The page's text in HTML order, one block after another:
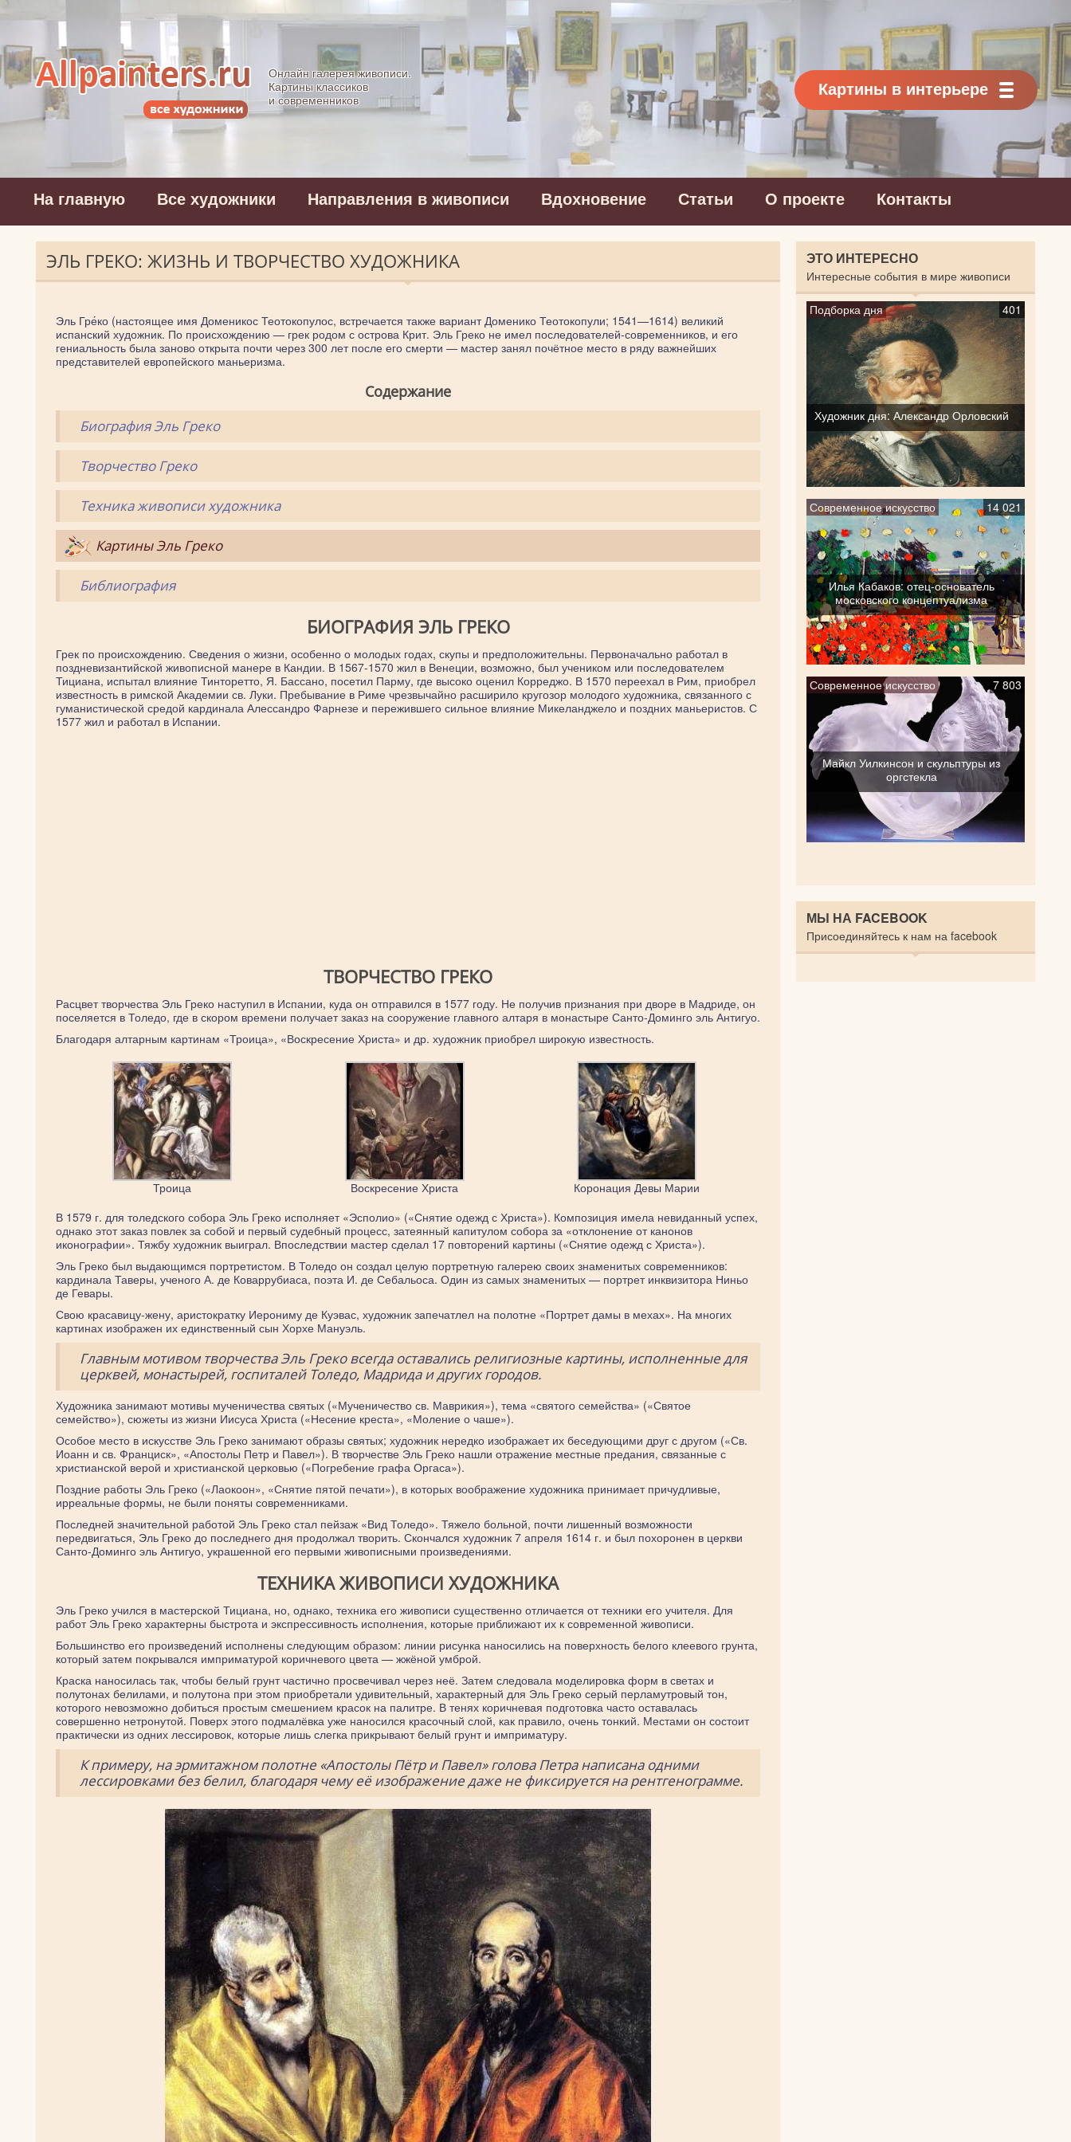
Allpainters.ru - картинная галерея
Онлайн галерея живописи.
Картины классиков
и современников
Картины в интерьере
На главную Все художники Направления в живописи Вдохновение Статьи О проекте Контакты
ЭЛЬ ГРЕКО: ЖИЗНЬ И ТВОРЧЕСТВО ХУДОЖНИКА
Эль Гре́ко (настоящее имя Доменикос Теотокопулос, встречается также вариант Доменико Теотокопули; 1541—1614) великий
испанский художник. По происхождению — грек родом с острова Крит. Эль Греко не имел последователей-современников, и его
гениальность была заново открыта почти через 300 лет после его смерти — мастер занял почётное место в ряду важнейших
представителей европейского маньеризма.
Содержание
Биография Эль Греко
Творчество Греко
Техника живописи художника
Картины Эль Греко
Библиография
БИОГРАФИЯ ЭЛЬ ГРЕКО
Грек по происхождению. Сведения о жизни, особенно о молодых годах, скупы и предположительны. Первоначально работал в
поздневизантийской живописной манере в Кандии. В 1567-1570 жил в Венеции, возможно, был учеником или последователем
Тициана, испытал влияние Тинторетто, Я. Бассано, посетил Парму, где высоко оценил Корреджо. В 1570 переехал в Рим, приобрел
известность в римской Академии св. Луки. Пребывание в Риме чрезвычайно расширило кругозор молодого художника, связанного с
гуманистической средой кардинала Алессандро Фарнезе и пережившего сильное влияние Микеланджело и поздних маньеристов. С
1577 жил и работал в Испании.
ТВОРЧЕСТВО ГРЕКО
Расцвет творчества Эль Греко наступил в Испании, куда он отправился в 1577 году. Не получив признания при дворе в Мадриде, он
поселяется в Толедо, где в скором времени получает заказ на сооружение главного алтаря в монастыре Санто-Доминго эль Антигуо.
Благодаря алтарным картинам «Троица», «Воскресение Христа» и др. художник приобрел широкую известность.
Троица Воскресение Христа
Коронация Девы Марии
В 1579 г. для толедского собора Эль Греко исполняет «Эсполио» («Снятие одежд с Христа»). Композиция имела невиданный успех,
однако этот заказ повлек за собой и первый судебный процесс, затеянный капитулом собора за «отклонение от канонов
иконографии». Тяжбу художник выиграл. Впоследствии мастер сделал 17 повторений картины («Снятие одежд с Христа»).
Эль Греко был выдающимся портретистом. В Толедо он создал целую портретную галерею своих знаменитых современников:
кардинала Таверы, ученого А. де Коваррубиаса, поэта И. де Себальоса. Один из самых знаменитых — портрет инквизитора Ниньо
де Гевары.
Свою красавицу-жену, аристократку Иерониму де Куэвас, художник запечатлел на полотне «Портрет дамы в мехах». На многих
картинах изображен их единственный сын Хорхе Мануэль.
Главным мотивом творчества Эль Греко всегда оставались религиозные картины, исполненные для
церквей, монастырей, госпиталей Толедо, Мадрида и других городов.
Художника занимают мотивы мученичества святых («Мученичество св. Маврикия»), тема «святого семейства» («Святое
семейство»), сюжеты из жизни Иисуса Христа («Несение креста», «Моление о чаше»).
Особое место в искусстве Эль Греко занимают образы святых; художник нередко изображает их беседующими друг с другом («Св.
Иоанн и св. Франциск», «Апостолы Петр и Павел»). В творчестве Эль Греко нашли отражение местные предания, связанные с
христианской верой и христианской церковью («Погребение графа Оргаса»).
Поздние работы Эль Греко («Лаокоон», «Снятие пятой печати»), в которых воображение художника принимает причудливые,
ирреальные формы, не были поняты современниками.
Последней значительной работой Эль Греко стал пейзаж «Вид Толедо». Тяжело больной, почти лишенный возможности
передвигаться, Эль Греко до последнего дня продолжал творить. Скончался художник 7 апреля 1614 г. и был похоронен в церкви
Санто-Доминго эль Антигуо, украшенной его первыми живописными произведениями.
ТЕХНИКА ЖИВОПИСИ ХУДОЖНИКА
Эль Греко учился в мастерской Тициана, но, однако, техника его живописи существенно отличается от техники его учителя. Для
работ Эль Греко характерны быстрота и экспрессивность исполнения, которые приближают их к современной живописи.
Большинство его произведений исполнены следующим образом: линии рисунка наносились на поверхность белого клеевого грунта,
который затем покрывался имприматурой коричневого цвета — жжёной умброй.
Краска наносилась так, чтобы белый грунт частично просвечивал через неё. Затем следовала моделировка форм в светах и
полутонах белилами, и полутона при этом приобретали удивительный, характерный для Эль Греко серый перламутровый тон,
которого невозможно добиться простым смешением красок на палитре. В тенях коричневая подготовка часто оставалась
совершенно нетронутой. Поверх этого подмалёвка уже наносился красочный слой, как правило, очень тонкий. Местами он состоит
практически из одних лессировок, которые лишь слегка прикрывают белый грунт и имприматуру.
К примеру, на эрмитажном полотне «Апостолы Пётр и Павел» голова Петра написана одними
лессировками без белил, благодаря чему её изображение даже не фиксируется на рентгенограмме.
ЭТО ИНТЕРЕСНО
Интересные события в мире живописи
Подборка дня 401
Художник дня: Александр Орловский
Современное искусство 14 021
Илья Кабаков: отец-основатель
московского концептуализма
Современное искусство 7 803
Майкл Уилкинсон и скульптуры из
оргстекла
МЫ НА FACEBOOK
Присоединяйтесь к нам на facebook